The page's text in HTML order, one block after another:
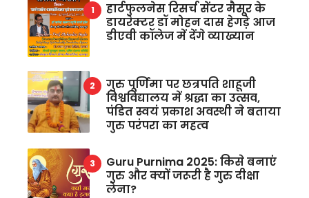
हार्टफुलनेस रिसर्च सेंटर मैसूर के
डायरेक्टर डॉ मोहन दास हेगड़े आज
डीएवी कॉलेज में देंगे व्याख्यान
गुरु पूर्णिमा पर छत्रपति शाहूजी
विश्वविद्यालय में श्रद्धा का उत्सव,
पंडित स्वयं प्रकाश अवस्थी ने बताया
गुरु परंपरा का महत्व
Guru Purnima 2025: किसे बनाएं
गुरु और क्यों जरूरी है गुरु दीक्षा
लेना?